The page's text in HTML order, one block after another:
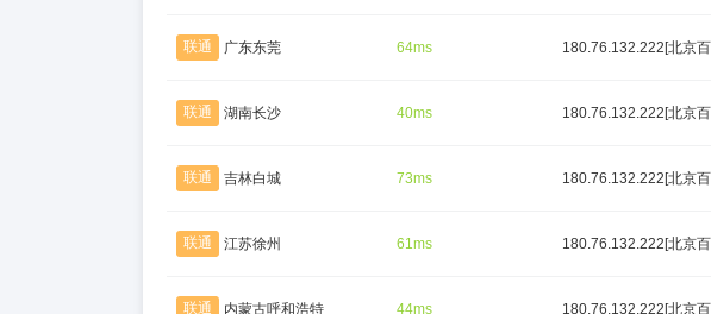
联通 广东东莞 64ms 180.76.132.222[北京
联通 湖南长沙 40ms 180.76.132.222[北京
联通 吉林白城 73ms 180.76.132.222[北京
联通 江苏徐州 61ms 180.76.132.222[北京
联通 内蒙古呼和浩特 44ms 180.76.132.222[北京